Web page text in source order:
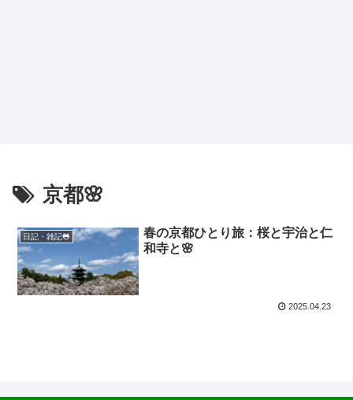
京都🌸
日記・雑記🐸
春の京都ひとり旅：桜と宇治と仁
和寺と🌸
2025.04.23